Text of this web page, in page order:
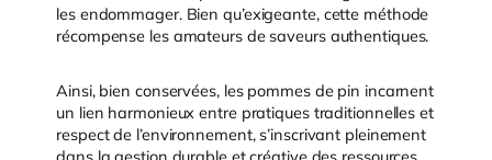
les endommager. Bien qu’exigeante, cette méthode
récompense les amateurs de saveurs authentiques.
Ainsi, bien conservées, les pommes de pin incarnent
un lien harmonieux entre pratiques traditionnelles et
respect de l’environnement, s’inscrivant pleinement
dans la gestion durable et créative des ressources